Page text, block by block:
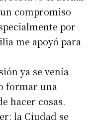
compromiso
por
me apoyó para
ya se venía
formar una
hacer cosas.
la Ciudad se